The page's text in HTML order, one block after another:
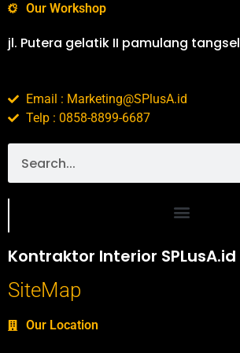
Our Workshop
jl. Putera gelatik II pamulang tangsel
Email : Marketing@SPlusA.id
Telp : 0858-8899-6687
Kontraktor Interior SPLusA.id
SiteMap
Our Location